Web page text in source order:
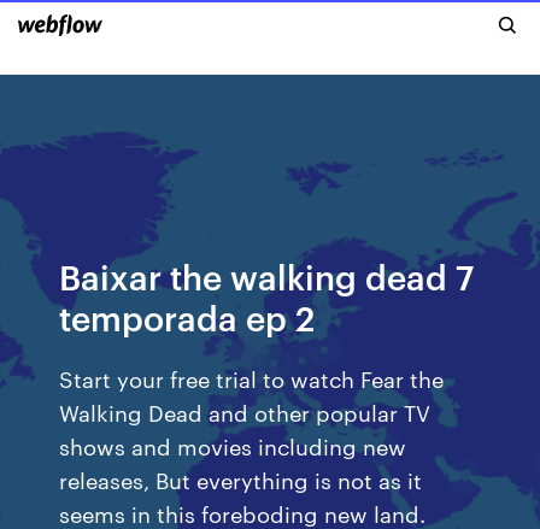
Baixar the walking dead 7
temporada ep 2
Start your free trial to watch Fear the
Walking Dead and other popular TV
shows and movies including new
releases, But everything is not as it
seems in this foreboding new land.